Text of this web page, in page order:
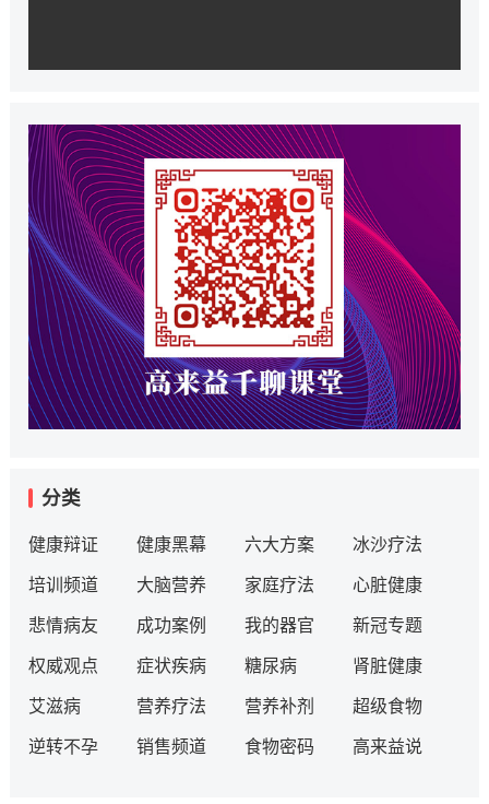
分类
健康辩证 健康黑幕 六大方案 冰沙疗法
培训频道 大脑营养 家庭疗法 心脏健康
悲情病友 成功案例 我的器官 新冠专题
权威观点 症状疾病 糖尿病 肾脏健康
艾滋病 营养疗法 营养补剂 超级食物
逆转不孕 销售频道 食物密码 高来益说